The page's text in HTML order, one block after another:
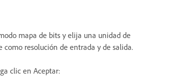
mapa de bits y elija una unidad de
resolución de entrada y de salida.
clic en Aceptar: